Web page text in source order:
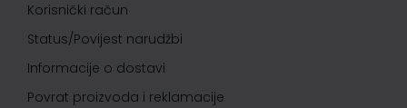
Korisnički račun
Status/Povijest narudžbi
Informacije o dostavi
Povrat proizvoda i reklamacije